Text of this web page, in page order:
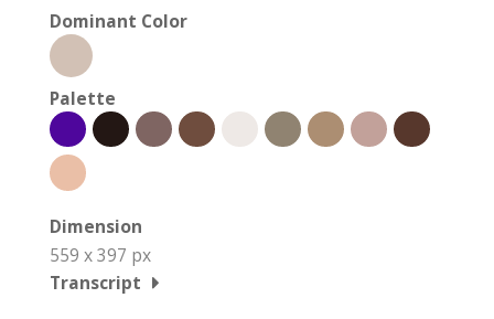
Dominant Color
Palette
Dimension
559 x 397 px
Transcript